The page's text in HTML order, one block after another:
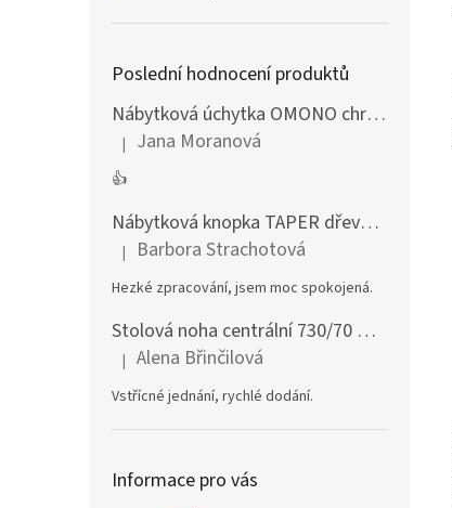
Poslední hodnocení produktů
Nábytková úchytka OMONO chrom lesklý
Hodnocení produktu je 5 z 5 hvězdiček.
| Jana Moranová
👍
Nábytková knopka TAPER dřevěná dub lakovaný
Hodnocení produktu je 5 z 5 hvězdiček.
| Barbora Strachotová
Hezké zpracování, jsem moc spokojená.
Stolová noha centrální 730/70 mm stříbrná
Hodnocení produktu je 5 z 5 hvězdiček.
| Alena Břinčilová
Vstřícné jednání, rychlé dodání.
Informace pro vás